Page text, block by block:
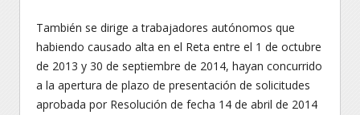
También se dirige a trabajadores autónomos que
habiendo causado alta en el Reta entre el 1 de octubre
de 2013 y 30 de septiembre de 2014, hayan concurrido
a la apertura de plazo de presentación de solicitudes
aprobada por Resolución de fecha 14 de abril de 2014